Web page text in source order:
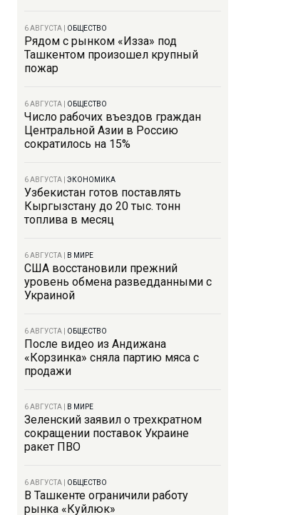
6 АВГУСТА ОБЩЕСТВО
Рядом с рынком «Изза» под
Ташкентом произошел крупный
пожар
6 АВГУСТА ОБЩЕСТВО
Число рабочих въездов граждан
Центральной Азии в Россию
сократилось на 15%
6 АВГУСТА ЭКОНОМИКА
Узбекистан готов поставлять
Кыргызстану до 20 тыс. тонн
топлива в месяц
6 АВГУСТА В МИРЕ
США восстановили прежний
уровень обмена разведданными с
Украиной
6 АВГУСТА ОБЩЕСТВО
После видео из Андижана
«Корзинка» сняла партию мяса с
продажи
6 АВГУСТА В МИРЕ
Зеленский заявил о трехкратном
сокращении поставок Украине
ракет ПВО
6 АВГУСТА ОБЩЕСТВО
В Ташкенте ограничили работу
рынка «Куйлюк»